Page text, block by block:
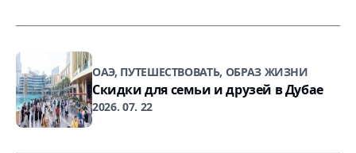
ОАЭ, ПУТЕШЕСТВОВАТЬ, ОБРАЗ ЖИЗНИ
Скидки для семьи и друзей в Дубае
2026. 07. 22